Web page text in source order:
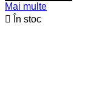
Mai multe

În stoc